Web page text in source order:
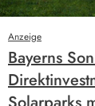
Anzeige
Bayerns